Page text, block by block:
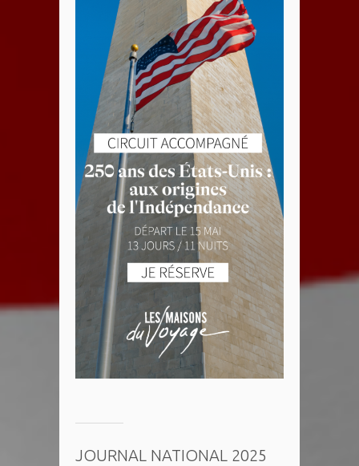
JOURNAL NATIONAL 2025